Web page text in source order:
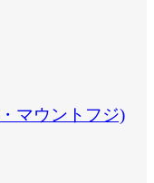
マウントフジ)